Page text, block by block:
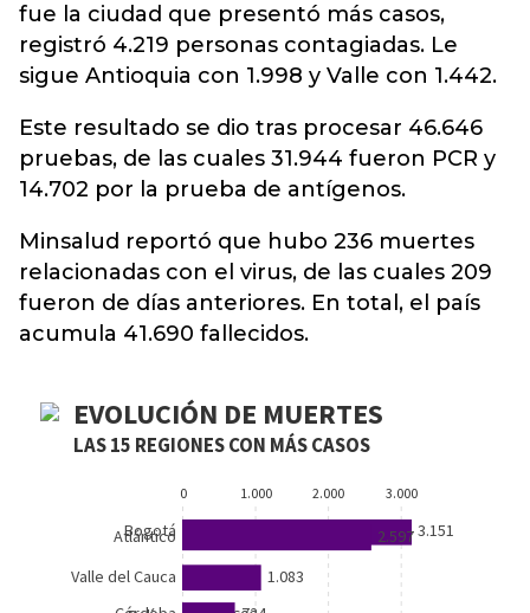
fue la ciudad que presentó más casos,
registró 4.219 personas contagiadas. Le
sigue Antioquia con 1.998 y Valle con 1.442.
Este resultado se dio tras procesar 46.646
pruebas, de las cuales 31.944 fueron PCR y
14.702 por la prueba de antígenos.
Minsalud reportó que hubo 236 muertes
relacionadas con el virus, de las cuales 209
fueron de días anteriores. En total, el país
acumula 41.690 fallecidos.